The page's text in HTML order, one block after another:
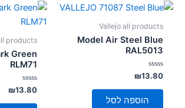
Vallejo all products
Model Air Steel Blue
RAL5013
דורג
0
מתוך
₪13.80
הוספה לסל
products
Green
RLM71
דורג
0
מתוך
₪13.80